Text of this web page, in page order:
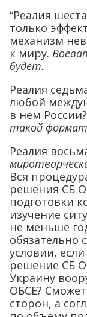
“Реалия
только
механизм
к миру.
будет.
Реалия
любой
в нем
такой
Реалия
Вся
решения СБ
подготовки
изучение
не меньше
обязательно
условии,
решение СБ
Украину
ОБСЕ?
сторон, а